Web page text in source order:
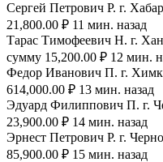
Сергей Петрович Р. г.
21,800.00 ₽ 11 мин. назад
Тарас Тимофеевич Н. г.
сумму 15,200.00 ₽ 12 мин.
Федор Иванович П. г.
614,000.00 ₽ 13 мин. назад
Эдуард Филиппович П. г.
23,900.00 ₽ 14 мин. назад
Эрнест Петрович Р. г.
85,900.00 ₽ 15 мин. назад